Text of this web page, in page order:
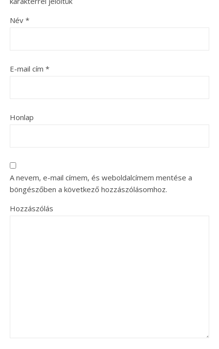
Név *
E-mail cím *
Honlap
A nevem, e-mail címem, és weboldalcímem mentése a
böngészőben a következő hozzászólásomhoz.
Hozzászólás